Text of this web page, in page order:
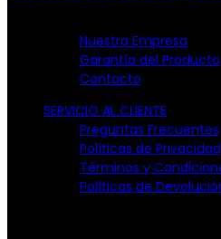
Nuestra Empresa
Garantía del Producto
Contacto
SERVICIO AL CLIENTE
Preguntas Frecuentes
Políticas de Privacidad
Términos y
Políticas de